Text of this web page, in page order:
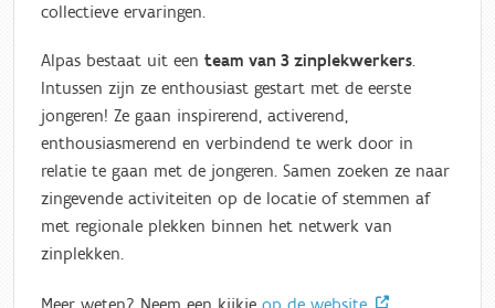
collectieve ervaringen.
Alpas bestaat uit een team van 3 zinplekwerkers.
Intussen zijn ze enthousiast gestart met de eerste
jongeren! Ze gaan inspirerend, activerend,
enthousiasmerend en verbindend te werk door in
relatie te gaan met de jongeren. Samen zoeken ze naar
zingevende activiteiten op de locatie of stemmen af
met regionale plekken binnen het netwerk van
zinplekken.